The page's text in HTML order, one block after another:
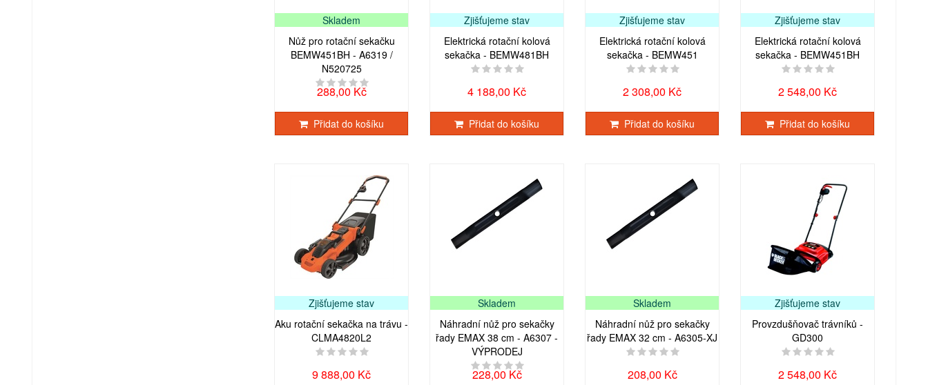
Skladem
Nůž pro rotační sekačku
BEMW451BH - A6319 /
N520725
288,00 Kč
Přidat do košíku
Zjišťujeme stav
Elektrická rotační kolová
sekačka - BEMW481BH
4 188,00 Kč
Přidat do košíku
Zjišťujeme stav
Elektrická rotační kolová
sekačka - BEMW451
2 308,00 Kč
Přidat do košíku
Zjišťujeme stav
Elektrická rotační kolová
sekačka - BEMW451BH
2 548,00 Kč
Přidat do košíku
Zjišťujeme stav
Aku rotační sekačka na trávu -
CLMA4820L2
9 888,00 Kč
Skladem
Náhradní nůž pro sekačky
řady EMAX 38 cm - A6307 -
VÝPRODEJ
228,00 Kč
Skladem
Náhradní nůž pro sekačky
řady EMAX 32 cm - A6305-XJ
208,00 Kč
Zjišťujeme stav
Provzdušňovač trávníků -
GD300
2 548,00 Kč